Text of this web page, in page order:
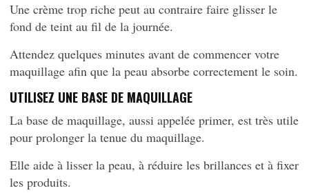
Une crème trop riche peut au contraire faire glisser le
fond de teint au fil de la journée.
Attendez quelques minutes avant de commencer votre
maquillage afin que la peau absorbe correctement le soin.
UTILISEZ UNE BASE DE MAQUILLAGE
La base de maquillage, aussi appelée primer, est très utile
pour prolonger la tenue du maquillage.
Elle aide à lisser la peau, à réduire les brillances et à fixer
les produits.